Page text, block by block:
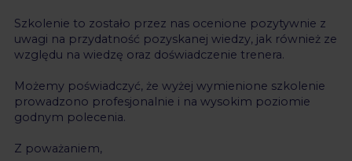
Szkolenie to zostało przez nas ocenione pozytywnie z
uwagi na przydatność pozyskanej wiedzy, jak również ze
względu na wiedzę oraz doświadczenie trenera.
Możemy poświadczyć, że wyżej wymienione szkolenie
prowadzono profesjonalnie i na wysokim poziomie
godnym polecenia.
Z poważaniem,